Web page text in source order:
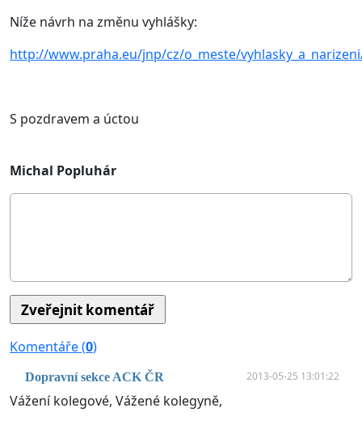
Níže návrh na změnu vyhlášky:
http://www.praha.eu/jnp/cz/o_meste/
S pozdravem a úctou
Michal Popluhár
Komentáře (0)
Dopravní sekce ACK ČR 2013-05-25 13:01:22
Vážení kolegové, Vážené kolegyně,